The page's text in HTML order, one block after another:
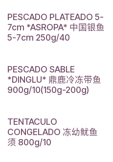
PESCADO PLATEADO 5-
7cm *ASROPA* 中国银鱼
5-7cm 250g/40
PESCADO SABLE
*DINGLU* 鼎鹿冷冻带鱼
900g/10(150g-200g)
TENTACULO
CONGELADO 冻幼鱿鱼
须 800g/10